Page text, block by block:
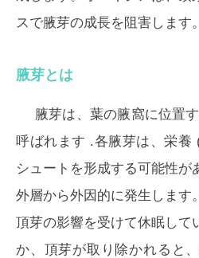
スで腋芽の成長を阻害します
腋芽とは
腋芽は、葉の腋窩に位置
呼ばれます .各腋芽は、栄
シュートを形成する可能性が
外層から外因的に発生します
頂芽の影響を受けて休眠して
か、頂芽が取り除かれると